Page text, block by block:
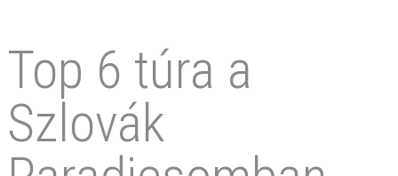
Top 6 túra a
Szlovák